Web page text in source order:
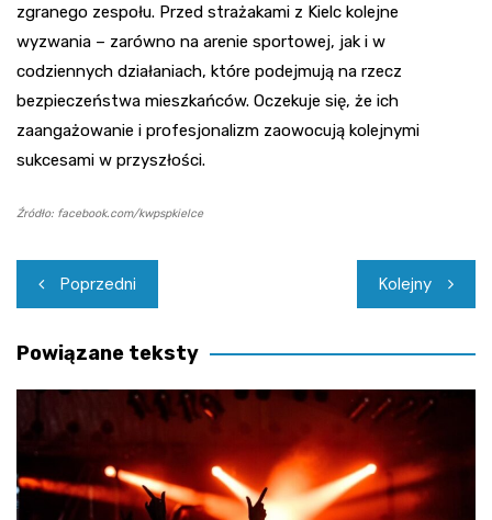
zgranego zespołu. Przed strażakami z Kielc kolejne
wyzwania – zarówno na arenie sportowej, jak i w
codziennych działaniach, które podejmują na rzecz
bezpieczeństwa mieszkańców. Oczekuje się, że ich
zaangażowanie i profesjonalizm zaowocują kolejnymi
sukcesami w przyszłości.
Źródło: facebook.com/kwpspkielce
Nawigacja
wpisu
Poprzedni Kolejny
Powiązane teksty